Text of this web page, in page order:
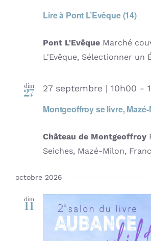
Lire à Pont L’Evêque (14)
Pont L'Evêque Marché
L'Evêque, Sélectionner un
dim
27
Montgeoffroy se livre, Mazé-
27 septembre | 10h00 -
Château de Montgeoffroy
Seiches, Mazé-Milon,
octobre 2026
dim
11